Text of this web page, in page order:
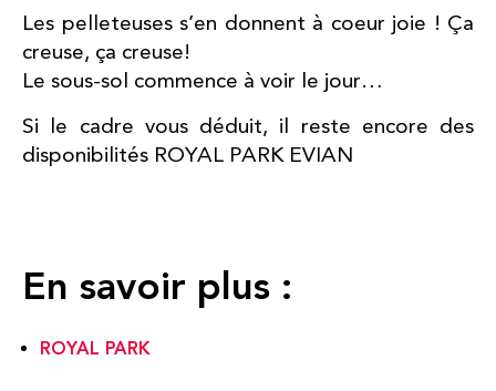
Les pelleteuses s’en donnent à coeur joie ! Ça
creuse, ça creuse!
Le sous-sol commence à voir le jour…
Si le cadre vous déduit, il reste encore des
disponibilités ROYAL PARK EVIAN
En savoir plus :
ROYAL PARK